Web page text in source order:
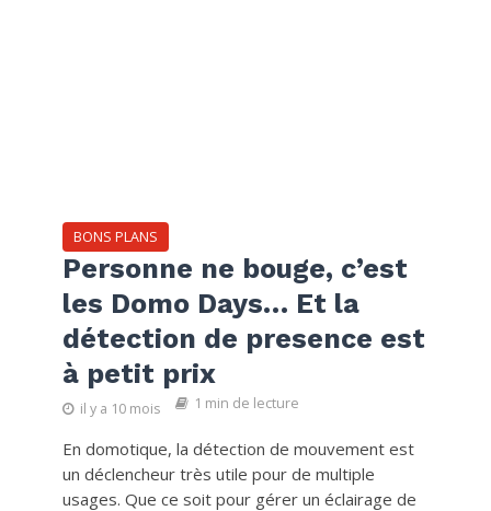
BONS PLANS
Personne ne bouge, c’est
les Domo Days… Et la
détection de presence est
à petit prix
il y a 10 mois 1 min de lecture
En domotique, la détection de mouvement est
un déclencheur très utile pour de multiple
usages. Que ce soit pour gérer un éclairage de